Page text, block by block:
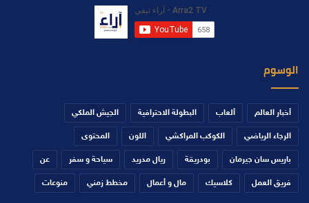
الوسوم
أخبار العالم ألعاب البطولة الاحترافية الجيش الملكي
الرجاء الرياضي الكوكب المراكشي اللون المحتوى
باريس سان جيرمان بودريقة ريال مدريد سياحة و سفر عن
فريق العمل كلاسيك مال و أعمال مخطط زمني منوعات